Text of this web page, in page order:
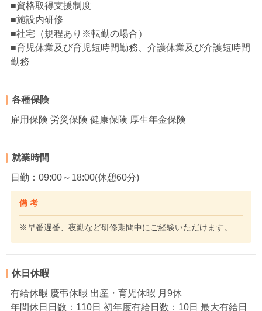
■資格取得支援制度
■施設内研修
■社宅（規程あり※転勤の場合）
■育児休業及び育児短時間勤務、介護休業及び介護短時間
勤務
各種保険
雇用保険 労災保険 健康保険 厚生年金保険
就業時間
日勤：09:00～18:00(休憩60分)
備 考
※早番遅番、夜勤など研修期間中にご経験いただけます。
休日休暇
有給休暇 慶弔休暇 出産・育児休暇 月9休
年間休日日数：110日 初年度有給日数：10日 最大有給日